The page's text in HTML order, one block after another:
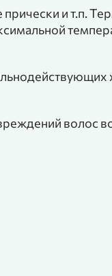
прически и т.п.
волос